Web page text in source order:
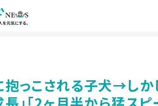
っこされる子犬→しか